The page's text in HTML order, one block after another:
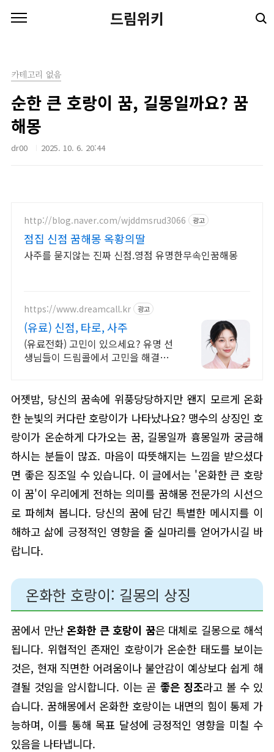
드림위키
카테고리 없음
순한 큰 호랑이 꿈, 길몽일까요? 꿈
해몽
dr00 2025. 10. 6. 20:44
http://blog.naver.com/wjddmsrud3066 광고
점집 신점 꿈해몽 옥황의딸
사주를 묻지않는 진짜 신점.영점 유명한무속인꿈해몽
https://www.dreamcall.kr 광고
(유료) 신점, 타로, 사주
(유료전화) 고민이 있으세요? 유명 선
생님들이 드림콜에서 고민을 해결해
어젯밤, 당신의 꿈속에 위풍당당하지만 왠지 모르게 온화
한 눈빛의 커다란 호랑이가 나타났나요? 맹수의 상징인 호
랑이가 온순하게 다가오는 꿈, 길몽일까 흉몽일까 궁금해
하시는 분들이 많죠. 마음이 따뜻해지는 느낌을 받으셨다
면 좋은 징조일 수 있습니다. 이 글에서는 '온화한 큰 호랑
이 꿈'이 우리에게 전하는 의미를 꿈해몽 전문가의 시선으
로 파헤쳐 봅니다. 당신의 꿈에 담긴 특별한 메시지를 이
해하고 삶에 긍정적인 영향을 줄 실마리를 얻어가시길 바
랍니다.
온화한 호랑이: 길몽의 상징
꿈에서 만난 온화한 큰 호랑이 꿈은 대체로 길몽으로 해석
됩니다. 위협적인 존재인 호랑이가 온순한 태도를 보이는
것은, 현재 직면한 어려움이나 불안감이 예상보다 쉽게 해
결될 것임을 암시합니다. 이는 곧 좋은 징조라고 볼 수 있
습니다. 꿈해몽에서 온화한 호랑이는 내면의 힘이 통제 가
능하며, 이를 통해 목표 달성에 긍정적인 영향을 미칠 수
있음을 나타냅니다.